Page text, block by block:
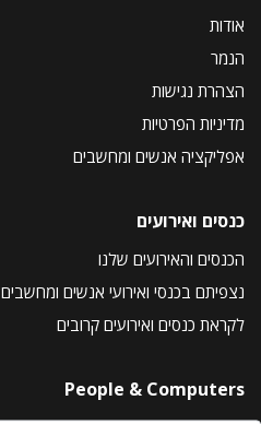
אודות
הנמר
הצהרת נגישות
מדיניות הפרטיות
אפליקציה אנשים ומחשבים
כנסים ואירועים
הכנסים והאירועים שלנו
נצפיתם בכנסי ואירועי אנשים ומחשבים
לקראת כנסים ואירועים קרובים
People & Computers